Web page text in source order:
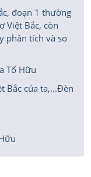
đoạn 1 thường
Việt Bắc, còn
phân tích và so
Tố Hữu
Bắc của ta,...Đèn